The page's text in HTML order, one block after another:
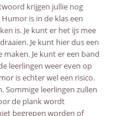
krijgen jullie nog
is in de klas een
is. Je kunt er het ijs mee
Je kunt hier dus een
Je kunt er een band
leerlingen weer even op
is echter wel een risico.
Sommige leerlingen zullen
de plank wordt
begrepen worden of